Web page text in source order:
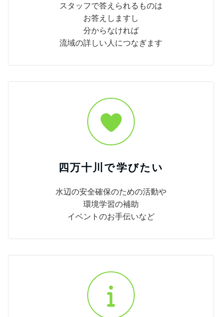
スタッフで答えられるものは
お答えしますし
分からなければ
流域の詳しい人につなぎます
四万十川で学びたい
水辺の安全確保のための活動や
環境学習の補助
イベントのお手伝いなど